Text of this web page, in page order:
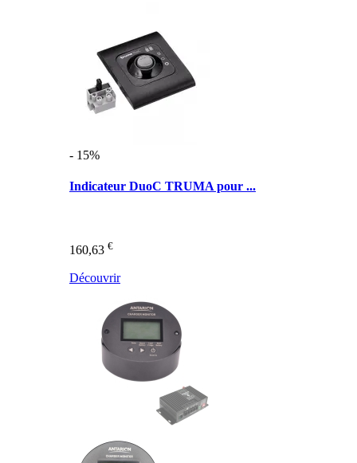
- 15%
Indicateur DuoC TRUMA pour ...
160,63 €
Découvrir